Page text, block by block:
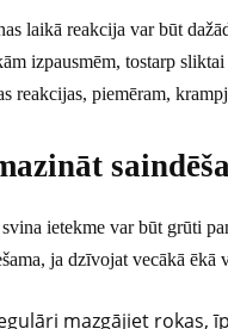
laikā reakcija var būt
izpausmēm, tostarp
reakcijas, piemēram,
ietekme var būt grūti
ja dzīvojat vecākā ēkā
mazgājiet rokas,